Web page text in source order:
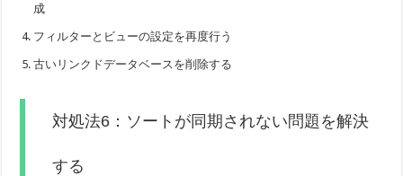
成
フィルターとビューの設定を再度行う
古いリンクドデータベースを削除する
対処法6：ソートが同期されない問題を解決
する